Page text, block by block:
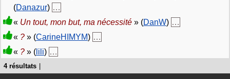
(Danazur) …
« Un tout, mon but, ma nécessité » (DanW) …
« ? » (CarineHIMYM) …
« ? » ( lili) …
4 résultats |